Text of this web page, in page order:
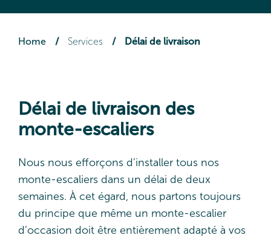
Home / Services / Délai de livraison
Délai de livraison des
monte-escaliers
Nous nous efforçons d’installer tous nos
monte-escaliers dans un délai de deux
semaines. À cet égard, nous partons toujours
du principe que même un monte-escalier
d’occasion doit être entièrement adapté à vos